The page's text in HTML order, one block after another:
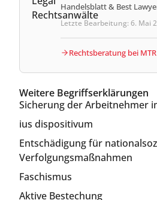
Handelsblatt & Best
Letzte Bearbeitung: 6. Mai
Rechtsberatung bei
Weitere Begriffserklärungen
Sicherung der Arbeitnehmer
ius dispositivum
Entschädigung für
Verfolgungsmaßnahmen
Faschismus
Aktive Bestechung